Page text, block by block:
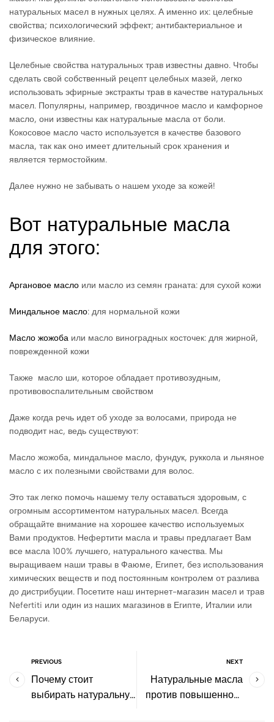
натуральных масел в нужных целях. А именно их: целебные
свойства; психологический эффект; антибактериальное и
физическое влияние.
Целебные свойства натуральных трав известны давно. Чтобы
сделать свой собственный рецепт целебных мазей, легко
использовать эфирные экстракты трав в качестве натуральных
масел. Популярны, например, гвоздичное масло и камфорное
масло, они известны как натуральные масла от боли.
Кокосовое масло часто используется в качестве базового
масла, так как оно имеет длительный срок хранения и
является термостойким.
Далее нужно не забывать о нашем уходе за кожей!
Вот натуральные масла
для этого:
Аргановое масло или масло из семян граната: для сухой кожи
Миндальное масло: для нормальной кожи
Масло жожоба или масло виноградных косточек: для жирной,
поврежденной кожи
Также масло ши, которое обладает противозудным,
противовоспалительным свойством
Даже когда речь идет об уходе за волосами, природа не
подводит нас, ведь существуют:
Масло жожоба, миндальное масло, фундук, руккола и льняное
масло с их полезными свойствами для волос.
Это так легко помочь нашему телу оставаться здоровым, с
огромным ассортиментом натуральных масел. Всегда
обращайте внимание на хорошее качество используемых
Вами продуктов. Нефертити масла и травы предлагает Вам
все масла 100% лучшего, натурального качества. Мы
выращиваем наши травы в Фаюме, Египет, без использования
химических веществ и под постоянным контролем от разлива
до дистрибуции. Посетите наш интернет-магазин масел и трав
Nefertiti или один из наших магазинов в Египте, Италии или
Беларуси.
PREVIOUS
Почему стоит
выбирать натуральную
NEXT
Натуральные масла
против повышенного